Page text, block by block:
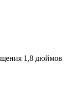
1,8 дюймов